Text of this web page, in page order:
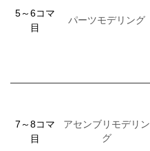
5～6コマ
目
パーツモデリング
7～8コマ
目
アセンブリモデリン
グ